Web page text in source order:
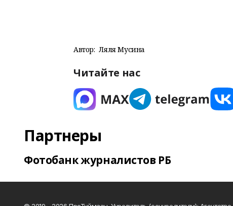
Автор: Ляля Мусина
Читайте нас
Партнеры
Фотобанк журналистов РБ